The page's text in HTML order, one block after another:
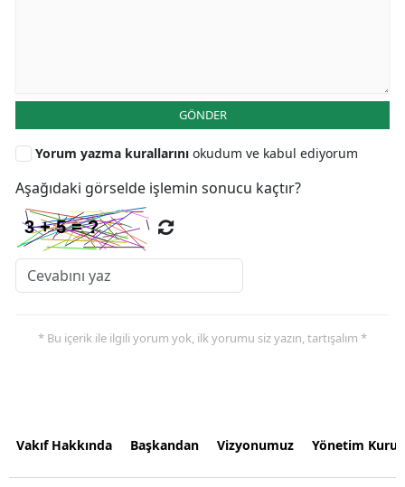
GÖNDER
Yorum yazma kurallarını okudum ve kabul ediyorum
Aşağıdaki görselde işlemin sonucu kaçtır?
* Bu içerik ile ilgili yorum yok, ilk yorumu siz yazın, tartışalım *
Vakıf Hakkında Başkandan Vizyonumuz Yönetim